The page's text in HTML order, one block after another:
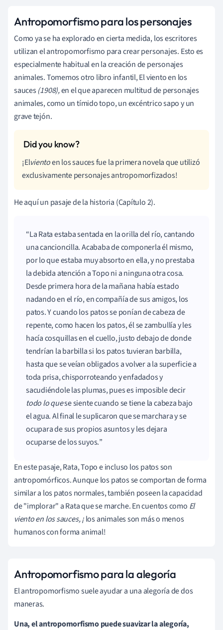
Antropomorfismo para los personajes
Como ya se ha explorado en cierta medida, los escritores
utilizan el antropomorfismo para crear personajes. Esto es
especialmente habitual en la creación de personajes
animales. Tomemos otro libro infantil, El viento en los
sauces(1908),en el que aparecen multitud de personajes
animales, como un tímido topo, un excéntrico sapo y un
grave tejón.
¡Elvientoen los sauces fue la primera novela que utilizó
exclusivamente personajes antropomorfizados!
He aquí un pasaje de la historia (Capítulo 2).
La Rata estaba sentada en la orilla del río, cantando
una cancioncilla. Acababa de componerla él mismo,
por lo que estaba muy absorto en ella, y no prestaba
la debida atención a Topo ni a ninguna otra cosa.
Desde primera hora de la mañana había estado
nadando en el río, en compañía de sus amigos, los
patos. Y cuando los patos se ponían de cabeza de
repente, como hacen los patos, él se zambullía y les
hacía cosquillas en el cuello, justo debajo de donde
tendrían la barbilla si los patos tuvieran barbilla,
hasta que se veían obligados a volver a la superficie a
toda prisa, chisporroteando y enfadados y
sacudiéndole las plumas, pues es imposible decir
todo lo quese siente cuando se tiene la cabeza bajo
el agua. Al final le suplicaron que se marchara y se
ocupara de sus propios asuntos y les dejara
ocuparse de los suyos.
En este pasaje, Rata, Topo e incluso los patos son
antropomórficos. Aunque los patos se comportan de forma
similar a los patos normales, también poseen la capacidad
de "implorar" a Rata que se marche. En cuentos como El
viento en los sauces, ¡los animales son más o menos
humanos con forma animal!
Antropomorfismo para la alegoría
El antropomorfismo suele ayudar a una alegoría de dos
maneras.
Una, el antropomorfismo puede suavizar la alegoría,